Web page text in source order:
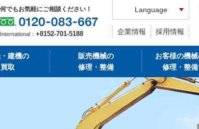
何でもお気軽にご相談ください！
International： +8152-701-5188
Language
企業情報 採用情報
建機の
買取
販売機械の
修理・整備
お客様の機
修理・整備